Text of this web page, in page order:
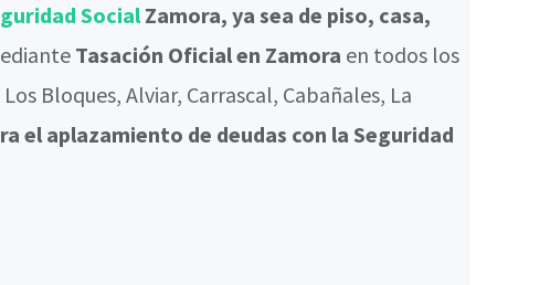
SocialZamora, ya sea de piso, casa,
Tasación Oficial en Zamora en todos los
Bloques, Alviar, Carrascal, Cabañales, La
el aplazamiento de deudas con la Seguridad